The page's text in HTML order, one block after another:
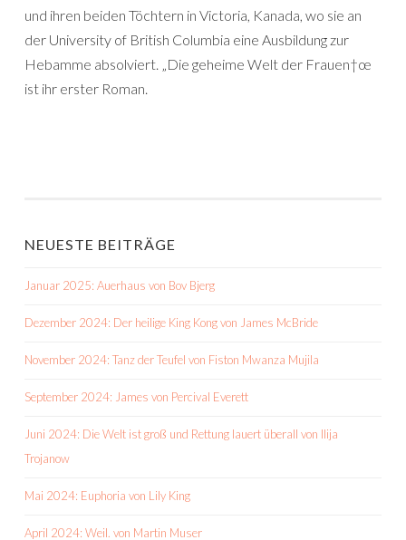
und ihren beiden Töchtern in Victoria, Kanada, wo sie an
der University of British Columbia eine Ausbildung zur
Hebamme absolviert. „Die geheime Welt der Frauen†œ
ist ihr erster Roman.
NEUESTE BEITRÄGE
Januar 2025: Auerhaus von Bov Bjerg
Dezember 2024: Der heilige King Kong von James McBride
November 2024: Tanz der Teufel von Fiston Mwanza Mujila
September 2024: James von Percival Everett
Juni 2024: Die Welt ist groß und Rettung lauert überall von Ilija
Trojanow
Mai 2024: Euphoria von Lily King
April 2024: Weil. von Martin Muser